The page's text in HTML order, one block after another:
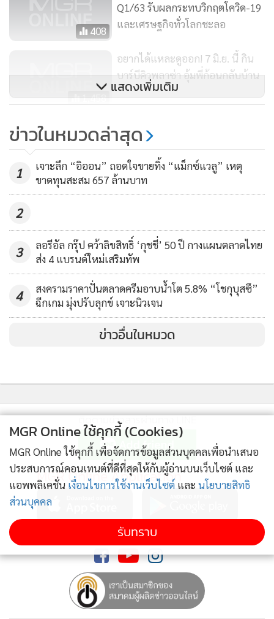
นางสาวบุณย์ญานุช กล่าวด้วยว่า ปีที่แล้วบาร์บีก้อนมีรายได้รวม
ประมาณ 4,200 ล้านบาท แต่คาดว่าในปีนี้รายได้รวมบาร์บีก้อน
คงอาจจะไม่เติบโตละไม่เท่ากับปีที่แล้วแน่นอน เนื่องด้วยปัญหา
โควิดที่รุนแรง กำลังซื้อผู้บริโภคลดลง แต่ก็พยายามที่จะทำให้ใกล้
เคียงที่สุด โดยที่คาดว่าสัดส่วนรายได้ที่มาจากช่องทางดีลิเวอรี่ปีนี้
อานิสงส์จากปัญหาโควิดระบาดที่ทำให้พฤติกรรมลูกค้าต้องหัน
มาสั่งผ่านทางแบบดีลิเวอรี่มากขึ้น
“การทำงานบริหารจัดการธุรกิจตอนนี้ต้องดูกันเป็นระยะสั้นๆ
เลย วางแผนยาวไม่ได้ ส่วนสาขาใหม่เดิมที่ปีนี้ตั้งเป้าจะเปิดอีก 5
ที่ เดอะซีนทาวน์อินทาวน์ และที่โรบินสันบ่อวิน ส่วนงบการ
ตลาดเราก็ต้องโยกเอามาใช้ในการจัดการต่างๆที่ป้องกันเรื่องโค
วิดมากขึ้นตามวิถีนิวนอร์มัล” นางสาวบุณย์ญานุช กล่าว
408
Q1/63 รับผลกระทบวิกฤตโควิด-19
และเศรษฐกิจทั่วโลกชะลอ
1,458
อยากได้แหละดูออก! 7 มิ.ย. นี้ กิน
บาร์บีคิวพลาซ่า อุ้มพี่ก้อนกลับบ้าน
217
อนามัยเข้มข้น รองรับภาครัฐปลด
ล็อกธุรกิจ
แสดงเพิ่มเติม
ข่าวในหมวดล่าสุด
1
เจาะลึก “อิออน” ถอดใจขายทิ้ง “แม็กซ์แวลู” เหตุ
ขาดทุนสะสม 657 ล้านบาท
2
3
ลอรีอัล กรุ๊ป คว้าลิขสิทธิ์ ‘กุชชี่’ 50 ปี กางแผนตลาดไทย
ส่ง 4 แบรนด์ใหม่เสริมทัพ
4
สงครามราคาปั่นตลาดครีมอาบน้ำโต 5.8% “โชกุบุสซึ”
ฉีกเกม มุ่งปรับลุกข์ เจาะนิวเจน
ข่าวอื่นในหมวด
ติดตามข่าวสารผ่านทาง LINE
MGR Online Application
ติดตาม MGR Online
MGR Online ใช้คุกกี้ (Cookies)
MGR Online ใช้คุกกี้ เพื่อจัดการข้อมูลส่วนบุคคลเพื่อนำเสนอ
ประสบการณ์คอนเทนต์ที่ดีที่สุดให้กับผู้อ่านบนเว็บไซต์ และ
แอพพลิเคชั่น เงื่อนไขการใช้งานเว็บไซต์ และ นโยบายสิทธิ
ส่วนบุคคล
รับทราบ